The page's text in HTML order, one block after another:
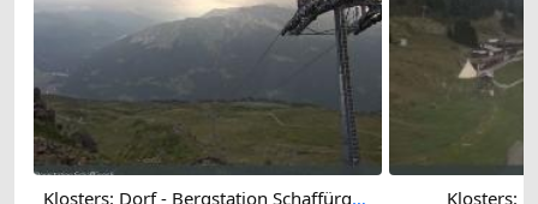
Klosters: Dorf - Bergstation Schaffürggli Klosters: